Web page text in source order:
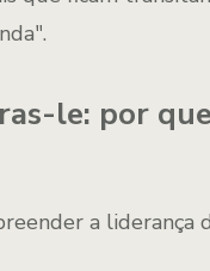
le: por
a liderança